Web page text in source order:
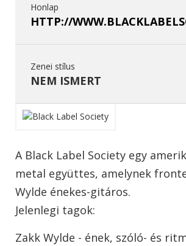
Honlap
Zenei stílus
NEM ISMERT
A Black Label Society egy
metal együttes, amelynek
Wylde énekes-gitáros.
Jelenlegi tagok:
Zakk Wylde - ének, szóló- és